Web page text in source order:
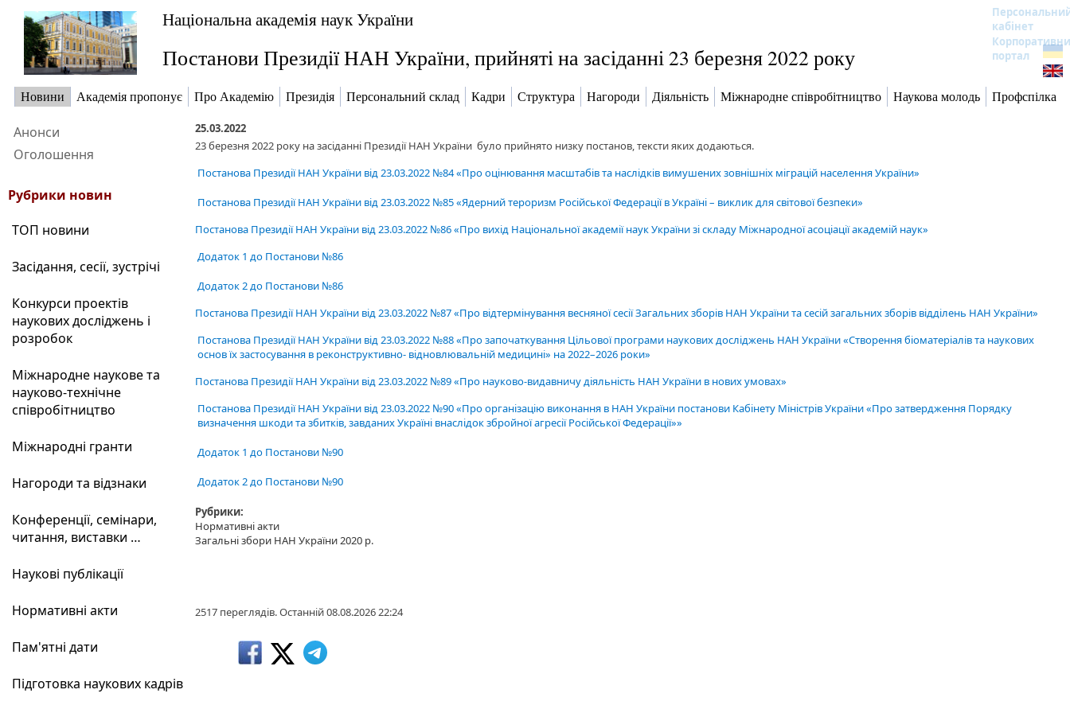
Національна академія наук України
кабінет
портал
Постанови Президії НАН України, прийняті на засіданні 23 березня 2022 року
Новини Академія пропонує Про Академію Президія Персональний склад Кадри Структура Нагороди Діяльність Міжнародне співробітництво Наукова молодь Профспілка
Анонси
Оголошення
Рубрики новин
ТОП новини
Засідання, сесії, зустрічі
Конкурси проектів
наукових досліджень і
розробок
Міжнародне наукове та
науково-технічне
співробітництво
Міжнародні гранти
Нагороди та відзнаки
Конференції, семінари,
читання, виставки …
Наукові публікації
Нормативні акти
Пам'ятні дати
Підготовка наукових кадрів
25.03.2022
23 березня 2022 року на засіданні Президії НАН України було прийнято низку постанов, тексти яких додаються.
Постанова Президії НАН України від 23.03.2022 №84 «Про оцінювання масштабів та наслідків вимушених зовнішніх міграцій населення України»
Постанова Президії НАН України від 23.03.2022 №85 «Ядерний тероризм Російської Федерації в Україні – виклик для світової безпеки»
Постанова Президії НАН України від 23.03.2022 №86 «Про вихід Національної академії наук України зі складу Міжнародної асоціації академій наук»
Додаток 1 до Постанови №86
Додаток 2 до Постанови №86
Постанова Президії НАН України від 23.03.2022 №87 «Про відтермінування весняної сесії Загальних зборів НАН України та сесій загальних зборів відділень НАН України»
Постанова Президії НАН України від 23.03.2022 №88 «Про започаткування Цільової програми наукових досліджень НАН України «Створення біоматеріалів та наукових
основ їх застосування в реконструктивно- відновлювальній медицині» на 2022–2026 роки»
Постанова Президії НАН України від 23.03.2022 №89 «Про науково-видавничу діяльність НАН України в нових умовах»
Постанова Президії НАН України від 23.03.2022 №90 «Про організацію виконання в НАН України постанови Кабінету Міністрів України «Про затвердження Порядку
визначення шкоди та збитків, завданих Україні внаслідок збройної агресії Російської Федерації»»
Додаток 1 до Постанови №90
Додаток 2 до Постанови №90
Рубрики:
Нормативні акти
Загальні збори НАН України 2020 р.
2517 переглядів. Останній 08.08.2026 22:24